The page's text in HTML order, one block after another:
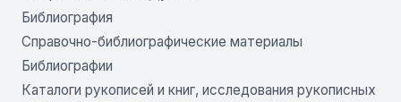
Библиография
Справочно-библиографические материалы
Библиографии
Каталоги рукописей и книг, исследования рукописных